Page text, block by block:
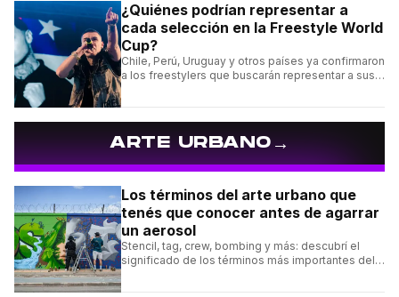
¿Quiénes podrían representar a
cada selección en la Freestyle World
Cup?
Chile, Perú, Uruguay y otros países ya confirmaron
a los freestylers que buscarán representar a sus
ARTE URBANO→
Los términos del arte urbano que
tenés que conocer antes de agarrar
un aerosol
Stencil, tag, crew, bombing y más: descubrí el
significado de los términos más importantes del